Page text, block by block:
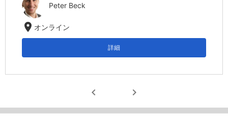
Peter Beck
location_on オンライン
詳細
chevron_left chevron_right